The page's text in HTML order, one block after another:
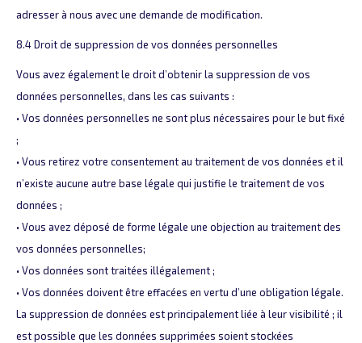
adresser à nous avec une demande de modification.
8.4 Droit de suppression de vos données personnelles
Vous avez également le droit d’obtenir la suppression de vos
données personnelles, dans les cas suivants :
• Vos données personnelles ne sont plus nécessaires pour le but fixé
;
• Vous retirez votre consentement au traitement de vos données et il
n’existe aucune autre base légale qui justifie le traitement de vos
données ;
• Vous avez déposé de forme légale une objection au traitement des
vos données personnelles;
• Vos données sont traitées illégalement ;
• Vos données doivent être effacées en vertu d’une obligation légale.
La suppression de données est principalement liée à leur visibilité ; il
est possible que les données supprimées soient stockées